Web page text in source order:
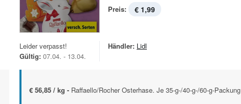
Preis: € 1,99
Leider verpasst!
Gültig: 07.04. - 13.04.
Händler: Lidl
€ 56,85 / kg - Raffaello/Rocher Osterhase. Je 35-g-/40-g-/60-g-Packung